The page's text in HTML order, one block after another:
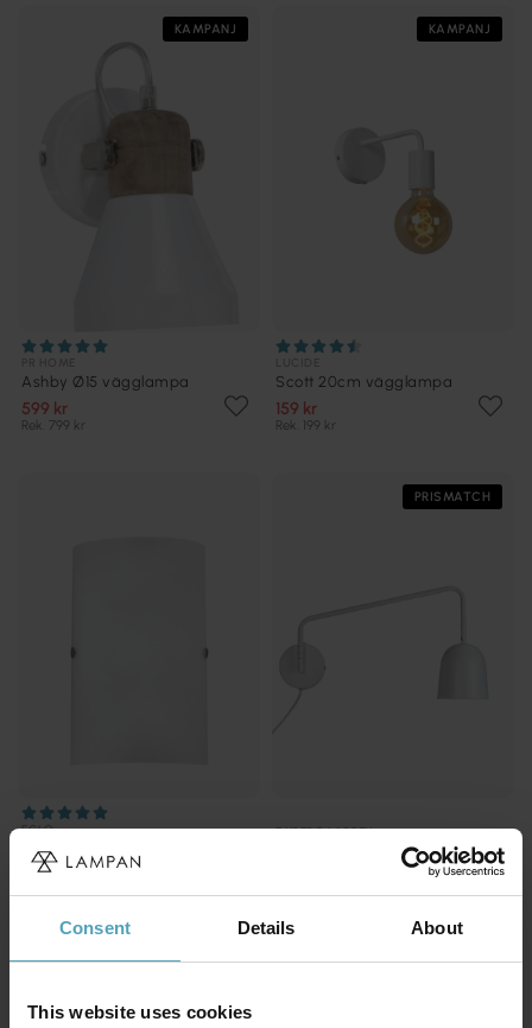
Consent Details About
This website uses cookies
KAMPANJ
Ashby Ø15 vägglampa
599 kr
Rek. 799 kr
KAMPANJ
Scott 20cm vägglampa
159 kr
Rek. 199 kr
EGLO
Troy 18cm vägglampa
359 kr
PRISMATCH
DYBERG LARSEN
Manchester 45cm vägglampa
Rek. 829 kr
PRISMATCH PRISMATCH